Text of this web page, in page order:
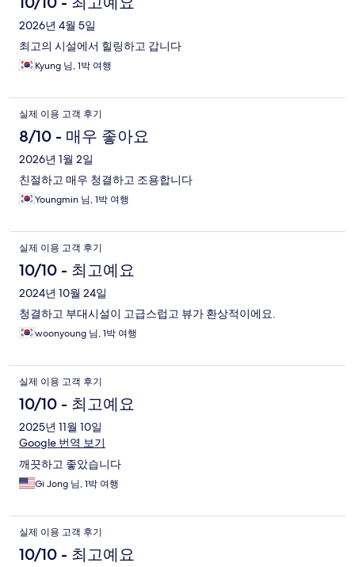
2026년 4월 5일
최고의 시설에서 힐링하고 갑니다
Kyung 님, 1박 여행
실제 이용 고객 후기
8/10 - 매우 좋아요
2026년 1월 2일
친절하고 매우 청결하고 조용합니다
Youngmin 님, 1박 여행
실제 이용 고객 후기
10/10 - 최고예요
2024년 10월 24일
청결하고 부대시설이 고급스럽고 뷰가 환상적이에요.
woonyoung 님, 1박 여행
실제 이용 고객 후기
10/10 - 최고예요
2025년 11월 10일
Google 번역 보기
깨끗하고 좋았습니다
Gi Jong 님, 1박 여행
실제 이용 고객 후기
10/10 - 최고예요